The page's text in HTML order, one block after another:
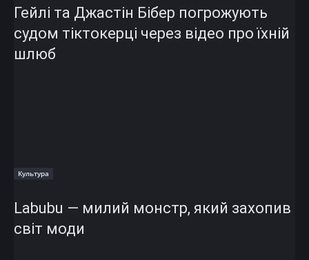
Гейлі та Джастін Бібер погрожують
судом тіктокерці через відео про їхній
шлюб
Культура
Labubu — милий монстр, який захопив
світ моди